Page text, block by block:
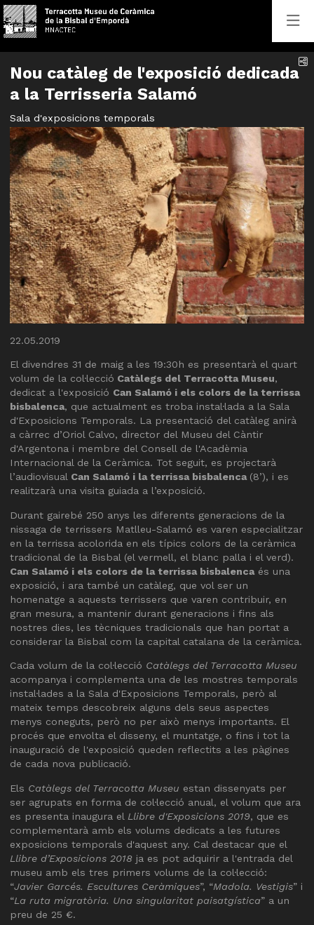
Nou catàleg de l'exposició dedicada
a la Terrisseria Salamó
Sala d'exposicions temporals
22.05.2019
El divendres 31 de maig a les 19:30h es presentarà el quart
volum de la col·lecció Catàlegs del Terracotta Museu,
dedicat a l'exposició Can Salamó i els colors de la terrissa
bisbalenca, que actualment es troba instal·lada a la Sala
d'Exposicions Temporals. La presentació del catàleg anirà
a càrrec d’Oriol Calvo, director del Museu del Càntir
d'Argentona i membre del Consell de l'Acadèmia
Internacional de la Ceràmica. Tot seguit, es projectarà
l’audiovisual Can Salamó i la terrissa bisbalenca (8’), i es
realitzarà una visita guiada a l’exposició.
Durant gairebé 250 anys les diferents generacions de la
nissaga de terrissers Matlleu-Salamó es varen especialitzar
en la terrissa acolorida en els típics colors de la ceràmica
tradicional de la Bisbal (el vermell, el blanc palla i el verd).
Can Salamó i els colors de la terrissa bisbalencaés una
exposició, i ara també un catàleg, que vol ser un
homenatge a aquests terrissers que varen contribuir, en
gran mesura, a mantenir durant generacions i fins als
nostres dies, les tècniques tradicionals que han portat a
considerar la Bisbal com la capital catalana de la ceràmica.
Cada volum de la col·lecció Catàlegs del Terracotta Museu
acompanya i complementa una de les mostres temporals
instal·lades a la Sala d'Exposicions Temporals, però al
mateix temps descobreix alguns dels seus aspectes
menys coneguts, però no per això menys importants. El
procés que envolta el disseny, el muntatge, o fins i tot la
inauguració de l'exposició queden reflectits a les pàgines
de cada nova publicació.
Els Catàlegs del Terracotta Museu estan dissenyats per
ser agrupats en forma de col·lecció anual, el volum que ara
es presenta inaugura el Llibre d'Exposicions 2019, que es
complementarà amb els volums dedicats a les futures
exposicions temporals d'aquest any. Cal destacar que el
Llibre d’Exposicions 2018 ja es pot adquirir a l'entrada del
museu amb els tres primers volums de la col·lecció:
“Javier Garcés. Escultures Ceràmiques”, “Madola. Vestigis” i
“La ruta migratòria. Una singularitat paisatgística” a un
preu de 25 €.